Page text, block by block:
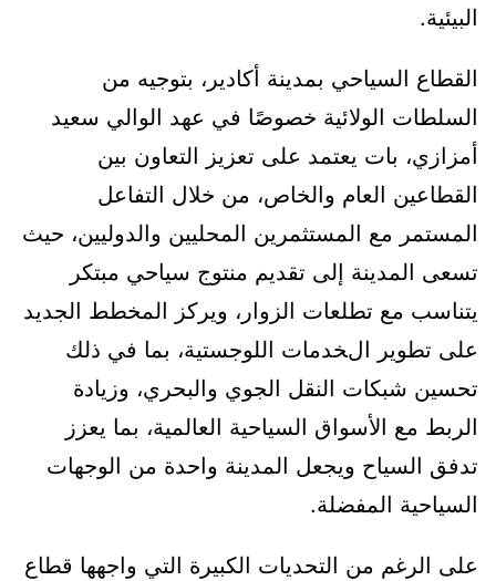
البيئية.
القطاع السياحي بمدينة أكادير، بتوجيه من
السلطات الولائية خصوصًا في عهد الوالي سعيد
أمزازي، بات يعتمد على تعزيز التعاون بين
القطاعين العام والخاص، من خلال التفاعل
المستمر مع المستثمرين المحليين والدوليين، حيث
تسعى المدينة إلى تقديم منتوج سياحي مبتكر
يتناسب مع تطلعات الزوار، ويركز المخطط الجديد
على تطوير الخدمات اللوجستية، بما في ذلك
تحسين شبكات النقل الجوي والبحري، وزيادة
الربط مع الأسواق السياحية العالمية، بما يعزز
تدفق السياح ويجعل المدينة واحدة من الوجهات
السياحية المفضلة.
على الرغم من التحديات الكبيرة التي واجهها قطاع